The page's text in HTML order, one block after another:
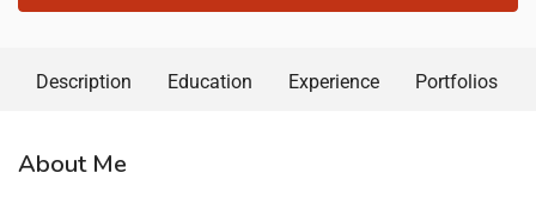
Description Education Experience Portfolios
About Me